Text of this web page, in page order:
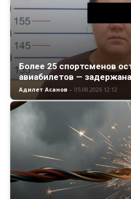
Более 25 спортсменов
авиабилетов —
Адилет Асанов - 05.08.2026 12:12